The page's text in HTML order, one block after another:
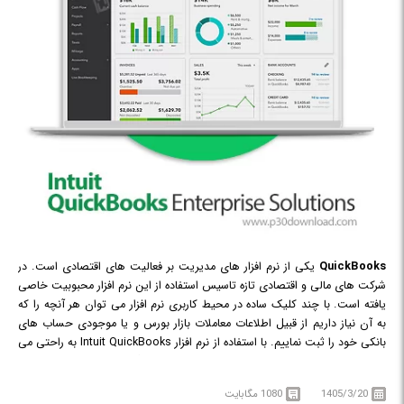
QuickBooks یکی از نرم افزار های مدیریت بر فعالیت های اقتصادی است. در
شرکت های مالی و اقتصادی تازه تاسیس استفاده از این نرم افزار محبوبیت خاصی
یافته است. با چند کلیک ساده در محیط کاربری نرم افزار می توان هر آنچه را که
به آن نیاز داریم از قبیل اطلاعات معاملات بازار بورس و یا موجودی حساب های
بانکی خود را ثبت نماییم. با استفاده از نرم افزار Intuit QuickBooks به راحتی می
افزار پوشش کاملی برای تمام جنبه های کسب و کارتان است و با این برنامه می
1405/3/20 1080 مگابایت